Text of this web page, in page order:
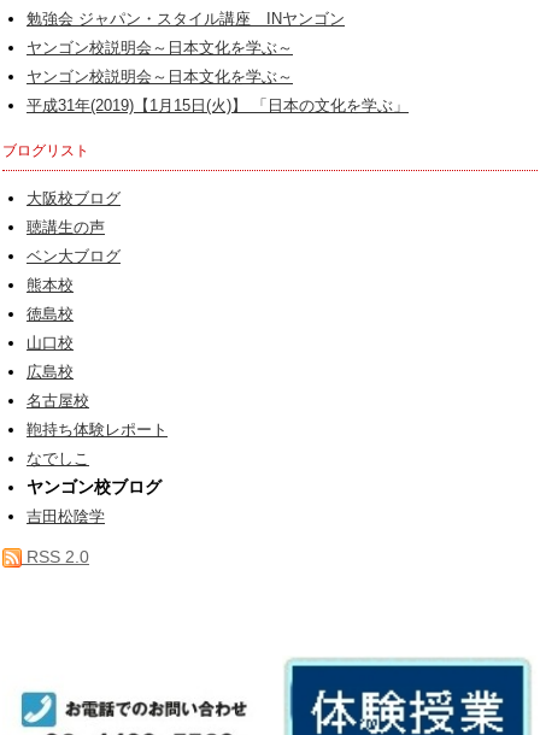
勉強会 ジャパン・スタイル講座 INヤンゴン
ヤンゴン校説明会～日本文化を学ぶ～
ヤンゴン校説明会～日本文化を学ぶ～
平成31年(2019)【1月15日(火)】 「日本の文化を学ぶ」
ブログリスト
大阪校ブログ
聴講生の声
ベン大ブログ
熊本校
徳島校
山口校
広島校
名古屋校
鞄持ち体験レポート
なでしこ
ヤンゴン校ブログ
吉田松陰学
RSS 2.0